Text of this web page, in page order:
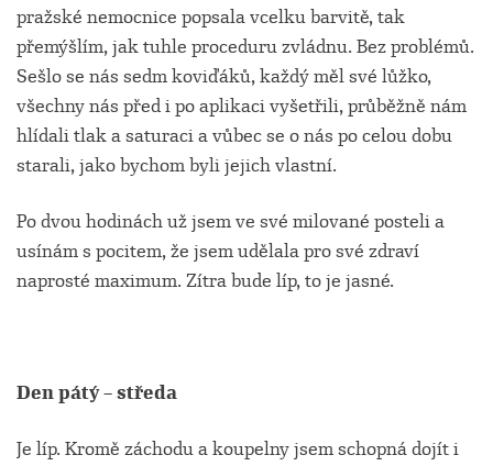
pražské nemocnice popsala vcelku barvitě, tak
přemýšlím, jak tuhle proceduru zvládnu. Bez problémů.
Sešlo se nás sedm koviďáků, každý měl své lůžko,
všechny nás před i po aplikaci vyšetřili, průběžně nám
hlídali tlak a saturaci a vůbec se o nás po celou dobu
starali, jako bychom byli jejich vlastní.
Po dvou hodinách už jsem ve své milované posteli a
usínám s pocitem, že jsem udělala pro své zdraví
naprosté maximum. Zítra bude líp, to je jasné.
Den pátý – středa
Je líp. Kromě záchodu a koupelny jsem schopná dojít i